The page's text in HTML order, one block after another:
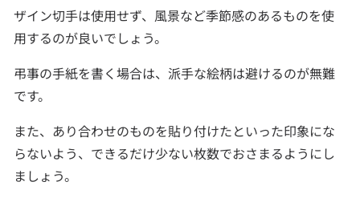
ザイン切手は使用せず、風景など季節感のあるものを使
用するのが良いでしょう。
弔事の手紙を書く場合は、派手な絵柄は避けるのが無難
です。
また、あり合わせのものを貼り付けたといった印象にな
らないよう、できるだけ少ない枚数でおさまるようにし
ましょう。